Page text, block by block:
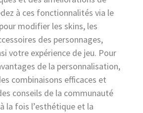
à ces fonctionnalités via le
modifier les skins, les
des personnages,
votre expérience de jeu. Pour
de la personnalisation,
combinaisons efficaces et
conseils de la communauté
la fois l’esthétique et la